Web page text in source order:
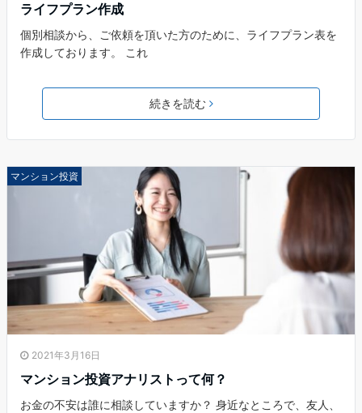
ライフプラン作成
個別相談から、ご依頼を頂いた方のために、ライフプラン表を
作成しております。 これ
続きを読む
マンション投資
2021年3月16日
マンション投資アナリストって何？
お金の不安は誰に相談していますか？ 身近なところで、友人、